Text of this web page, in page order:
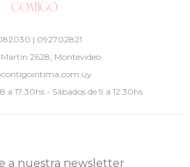
| 092702821
2628, Montevideo
a 17:30hs - Sábados de 9 a 12:30hs
a nuestra newsletter